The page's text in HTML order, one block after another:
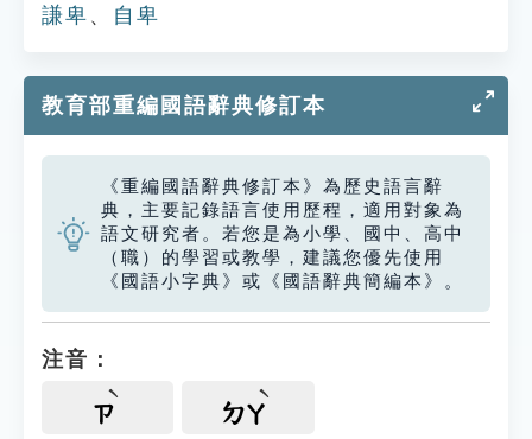
謙卑 、 自卑
教育部重編國語辭典修訂本
《重編國語辭典修訂本》為歷史語言辭
典，主要記錄語言使用歷程，適用對象為
語文研究者。若您是為小學、國中、高中
（職）的學習或教學，建議您優先使用
《國語小字典》或《國語辭典簡編本》。
注音：
ㄗ ㄉㄚ